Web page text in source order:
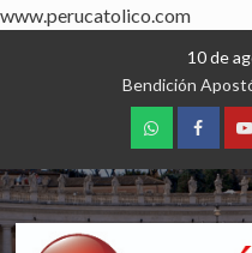
www.perucatolico.com
10 de
Bendición
WhatsApp